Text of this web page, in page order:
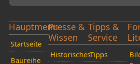
Hauptmenü
Startseite
Baureihe
Presse &
Wissen
Historisches
Tipps &
Service
Tipps